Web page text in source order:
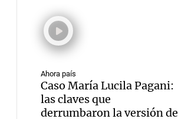
Ahora país
Caso María Lucila Pagani:
las claves que
derrumbaron la versión de